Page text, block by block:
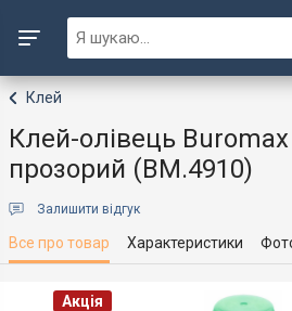
Клей
Клей-олівець Buromax
прозорий (BM.4910)
Залишити відгук
Все про товар Характеристики
Акція